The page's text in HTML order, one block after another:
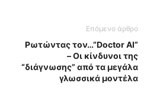
Επόμενο άρθρο
Ρωτώντας τον…”Doctor AI”
– Οι κίνδυνοι της
“διάγνωσης” από τα μεγάλα
γλωσσικά μοντέλα